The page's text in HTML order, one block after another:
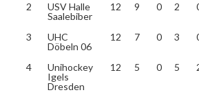
2
USV Halle
Saalebiber
12 9 0 2
3
UHC
Döbeln 06
12 7 0 3
4
Unihockey
Igels
Dresden
12 5 0 5